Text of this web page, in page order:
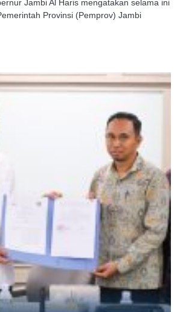
Jambi Al Haris mengatakan selama ini
Provinsi (Pemprov) Jambi